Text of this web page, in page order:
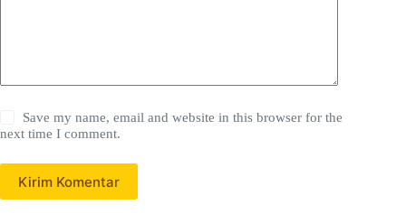
Save my name, email and website in this browser for the
next time I comment.
Kirim Komentar